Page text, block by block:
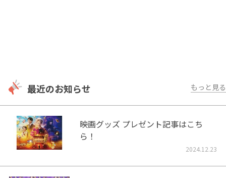
最近のお知らせ もっと見る
映画グッズ プレゼント記事はこち
ら！
2024.12.23